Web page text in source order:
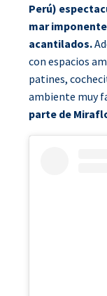
Perú)
mar
acantilados.
con espacios
patines,
ambiente muy
parte de